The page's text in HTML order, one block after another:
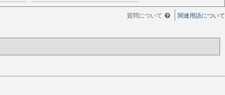
関連用語について
質問について